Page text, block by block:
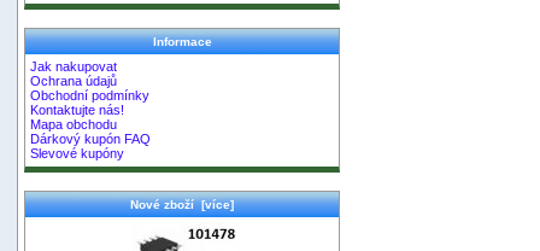
Informace
Jak nakupovat
Ochrana údajů
Obchodní podmínky
Kontaktujte nás!
Mapa obchodu
Dárkový kupón FAQ
Slevové kupóny
Nové zboží [více]